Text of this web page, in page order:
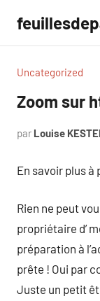
contenu
Uncategorized
Zoom sur
par Louise
En savoir plus à
Rien ne peut
propriétaire d’
préparation à
prête ! Oui par
Juste un petit